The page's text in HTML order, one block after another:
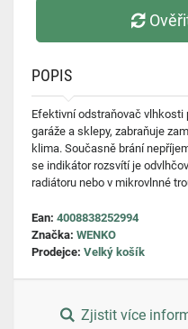
POPIS
Efektivní odstraňovač vlhkosti
garáže a sklepy, zabraňuje
klima. Současně brání
se indikátor rozsvítí je
radiátoru nebo v mikrovlnné
Ean: 4008838252994
Značka: WENKO
Prodejce: Velký košík
Zjistit více